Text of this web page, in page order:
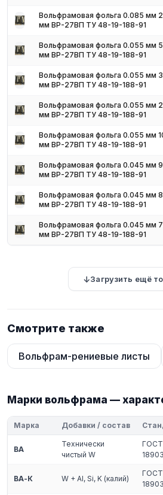
Вольфрамовая фольга 0.085 мм
мм ВР-27ВП ТУ 48-19-188-91
Вольфрамовая фольга 0.055 мм
мм ВР-27ВП ТУ 48-19-188-91
Вольфрамовая фольга 0.055 мм
мм ВР-27ВП ТУ 48-19-188-91
Вольфрамовая фольга 0.055 мм
мм ВР-27ВП ТУ 48-19-188-91
Вольфрамовая фольга 0.055 мм
мм ВР-27ВП ТУ 48-19-188-91
Вольфрамовая фольга 0.045 мм
мм ВР-27ВП ТУ 48-19-188-91
Вольфрамовая фольга 0.045 мм
мм ВР-27ВП ТУ 48-19-188-91
Вольфрамовая фольга 0.045 мм
мм ВР-27ВП ТУ 48-19-188-91
Загрузить ещё
Смотрите также
Вольфрам-рениевые листы
Марки вольфрама —
Марка Добавки / состав
ВА
Технически
чистый W
ГОСТ
ВА-К W + Al, Si, K (калий)
ГОСТ